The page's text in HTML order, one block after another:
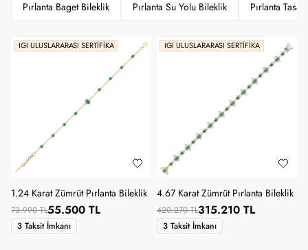
Pırlanta Baget Bileklik Pırlanta Su Yolu Bileklik Pırlanta
IGI ULUSLARARASI SERTIFIKA
1.24 Karat Zümrüt Pırlanta Bileklik
73.990 TL55.500 TL
3 Taksit İmkanı
IGI ULUSLARARASI SERTIFIKA
4.67 Karat Zümrüt Pırlanta Bileklik
420.270 TL315.210 TL
3 Taksit İmkanı